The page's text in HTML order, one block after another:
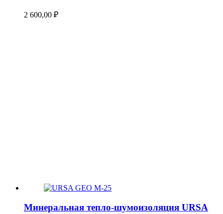
2 600,00 ₽
Минеральная тепло-шумоизоляция URSA